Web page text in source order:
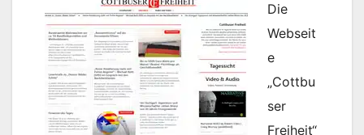
Die
Webseit
e
„Cottbu
ser
Freiheit“